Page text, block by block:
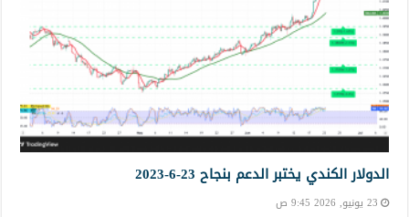
الدولار الكندي يختبر الدعم بنجاح 23-6-2023
23 يونيو, 2026 9:45 ص